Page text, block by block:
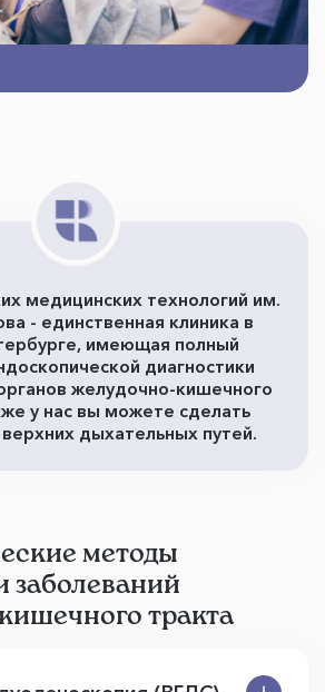
медицинских технологий им.
- единственная клиника в
имеющая полный
диагностики
желудочно-кишечного
у нас вы можете сделать
дыхательных путей.
методы
заболеваний
тракта